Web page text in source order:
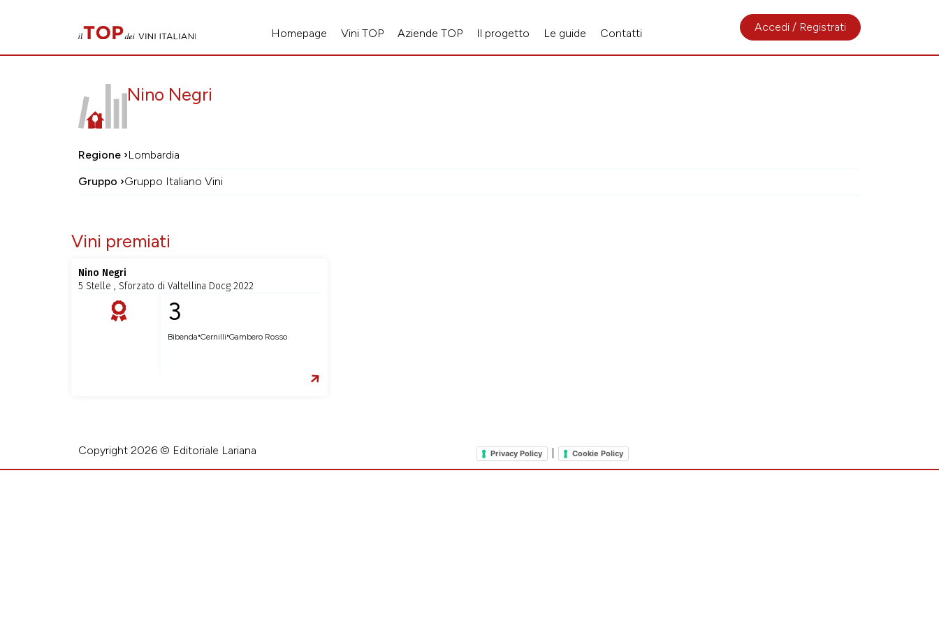
Homepage Vini TOP Aziende TOP Il progetto Le guide Contatti Accedi / Registrati
Nino Negri
Regione ›Lombardia
Gruppo ›Gruppo Italiano Vini
Vini premiati
Nino Negri
5 Stelle , Sforzato di Valtellina Docg 2022
3
Bibenda•Cernilli•Gambero Rosso
Copyright 2026 © Editoriale Lariana Privacy Policy Cookie Policy